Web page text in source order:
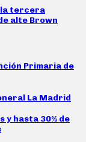
la tercera
alte Brown
Primaria de
La Madrid
y hasta 30% de